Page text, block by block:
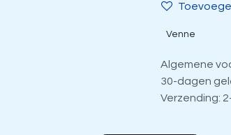
Venne
Algemene
30-dagen
Verzending: